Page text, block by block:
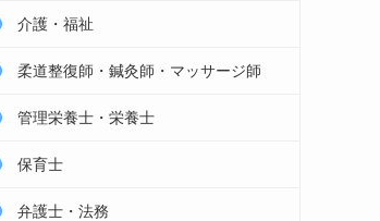
介護・福祉
柔道整復師・鍼灸師・マッサージ師
管理栄養士・栄養士
保育士
弁護士・法務